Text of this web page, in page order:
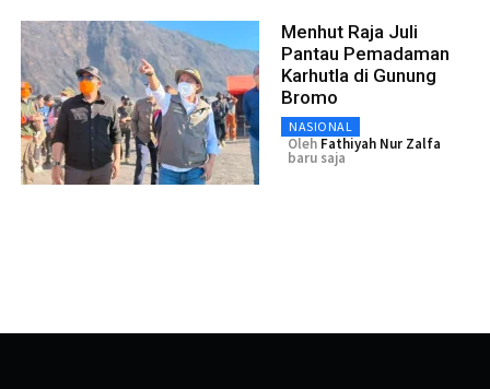
Menhut Raja Juli
Pantau Pemadaman
Karhutla di Gunung
Bromo
NASIONAL
Oleh Fathiyah Nur Zalfa
baru saja